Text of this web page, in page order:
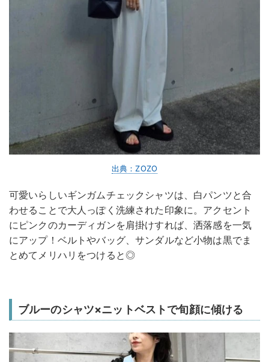
出典：ZOZO
可愛いらしいギンガムチェックシャツは、白パンツと合
わせることで大人っぽく洗練された印象に。アクセント
にピンクのカーディガンを肩掛けすれば、洒落感を一気
にアップ！ベルトやバッグ、サンダルなど小物は黒でま
とめてメリハリをつけると◎
ブルーのシャツ×ニットベストで旬顔に傾ける